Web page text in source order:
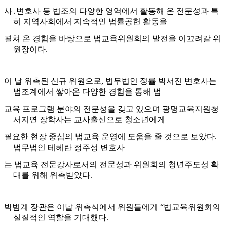
사․ 변호사 등 법조의 다양한 영역에서 활동해 온 전 문성과 특
히 지역사회에서 지속적인 법률공헌 활동을
펼쳐 온 경험을 바탕으로 법교육위원회의 발전을 이끄려갈 위
원장이다.
이 날 위촉된 신규 위원으로, 법무법인 정률 박서진 변호사는
법조계에서 쌓아온 다양한 경험을 통해 법
교육 프로그램 분야의 전문성을 갖고 있으며 광명교육지원청
서지연 장학사는 교사출신으로 청소년에게
필요한 현장 중심의 법교육 운영에 도움을 줄 것으로 보았다.
법무법인 테헤란 정주성 변호사
는 법교육 전문강사로서의 전문성과 위원회의 청년주도성 확
대를 위해 위촉받았다.
박범계 장관은 이날 위촉식에서 위원들에게 “법교육위원회의
실질적인 역할을 기대헀다.